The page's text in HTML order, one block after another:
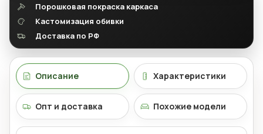
Порошковая покраска каркаса
Кастомизация обивки
Доставка по РФ
Описание Характеристики
Опт и доставка Похожие модели